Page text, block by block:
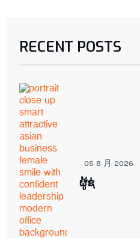
RECENT POSTS
05 8 月 2026
ຜູ້ຊ່